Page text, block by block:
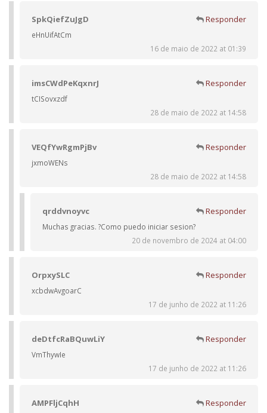
SpkQiefZuJgD Responder
eHnUifAtCm
16 de maio de 2022 at 01:39
imsCWdPeKqxnrJ Responder
tCISovxzdf
28 de maio de 2022 at 14:58
VEQfYwRgmPjBv Responder
jxmoWENs
28 de maio de 2022 at 14:58
qrddvnoyvc Responder
Muchas gracias. ?Como puedo iniciar sesion?
20 de novembro de 2024 at 04:00
OrpxySLC Responder
xcbdwAvgoarC
17 de junho de 2022 at 11:26
deDtfcRaBQuwLiY Responder
VmThywIe
17 de junho de 2022 at 11:26
AMPFljCqhH Responder